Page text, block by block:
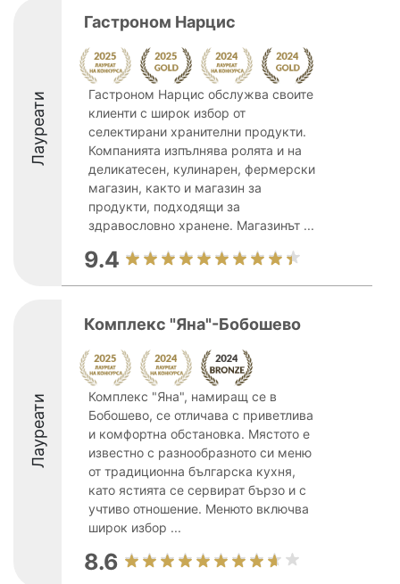
Лауреати
Гастроном Нарцис
Гастроном Нарцис обслужва своите
клиенти с широк избор от
селектирани хранителни продукти.
Компанията изпълнява ролята и на
деликатесен, кулинарен, фермерски
магазин, както и магазин за
продукти, подходящи за
здравословно хранене. Магазинът ...
9.4
Лауреати
Комплекс "Яна"-Бобошево
Комплекс "Яна", намиращ се в
Бобошево, се отличава с приветлива
и комфортна обстановка. Мястото е
известно с разнообразното си меню
от традиционна българска кухня,
като ястията се сервират бързо и с
учтиво отношение. Менюто включва
широк избор ...
8.6